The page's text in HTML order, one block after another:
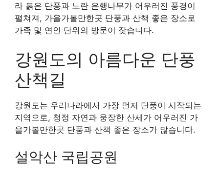
라 붉은 단풍과 노란 은행나무가 어우러진 풍경이
펼쳐져, 가을가볼만한곳 단풍과 산책 좋은 장소로
가족 및 연인 단위의 방문이 잦습니다.
강원도의 아름다운 단풍
산책길
강원도는 우리나라에서 가장 먼저 단풍이 시작되는
지역으로, 청정 자연과 웅장한 산세가 어우러진 가
을가볼만한곳 단풍과 산책 좋은 장소가 많습니다.
설악산 국립공원